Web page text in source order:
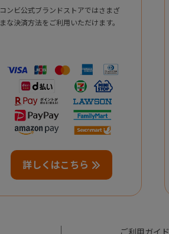
コンビ公式ブランドストアではさまざ
まな決済方法をご利用いただけます。
詳しくはこちら
ご利用ガイド